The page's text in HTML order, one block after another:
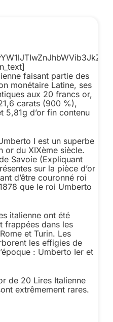
faisant partie des
monétaire Latine, ses
aux 20 francs or,
carats (900 %),
5,81g d’or fin contenu
I est un superbe
or du XIXème siècle.
Savoie (Expliquant
sur la pièce d’or
d’être couronné roi
que le roi Umberto
italienne ont été
frappées dans les
et Turin. Les
les effigies de
: Umberto Ier et
de 20 Lires Italienne
extrêmement rares.